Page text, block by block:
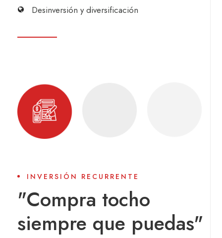
Desinversión y diversificación
INVERSIÓN RECURRENTE
"Compra tocho
siempre que puedas"